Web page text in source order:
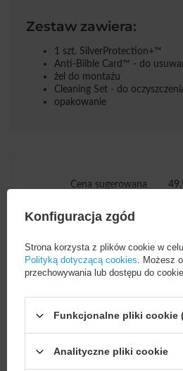
Zestaw zawiera:
1 szt. SilverProtection+™
Anti-Biible Card™ - do
żel do montażu
Cleaning Set - do
opakowanie
Cena sugerowana
Podmiot odpowiedzialny
UE
Konfiguracja zgód
Strona korzysta z plików cookie w
Polityką dotyczącą cookies . Możesz
przechowywania lub dostępu do
Funkcjonalne pliki cookie
Analityczne pliki cookie